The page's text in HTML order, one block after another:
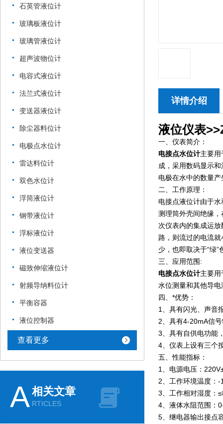
石英管液位计
玻璃板液位计
玻璃管液位计
超声波物位计
电容式液位计
法兰式液位计
变送器液位计
除尘器料位计
电极点水位计
雷达料位计
双色水位计
浮筒液位计
钢带液位计
浮标液位计
液位变送器
磁致伸缩液位计
射频导纳料位计
平衡容器
液位控制器
查看更多
A相关文章
RTICLES
详情介绍
液位仪表
一、仪表简介：
电接点水位计主要
成，采用数码显示
电极在水中的数量
二、工作原理：
电接点液位计由于
测理筒外壳间绝缘
次仪表内的集成运
路，则流过的电流
少，也即取决于“绿”
三、应用范围:
电接点水位计主要
水位测量和其他导
四、*优势：
1、具有闪光、声音
2、具有4-20mA信
3、具有自供电功能
4、仪表上设有三个
五、性能指标：
1、电源电压：
2、工作环境温度
3、工作相对湿度：
4、液体水阻范围：
5、继电器输出接点